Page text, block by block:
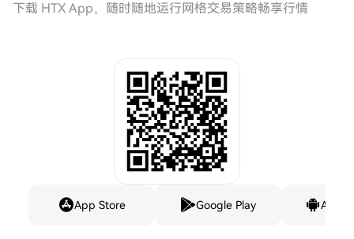
下载 HTX App，随时随地运行网格交易策略畅享行情
App Store Google Play